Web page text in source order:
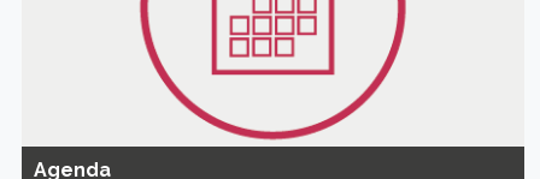
Agenda